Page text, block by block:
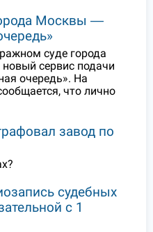
Москвы ―
суде города
сервис подачи
очередь». На
что лично
завод по
судебных
с 1